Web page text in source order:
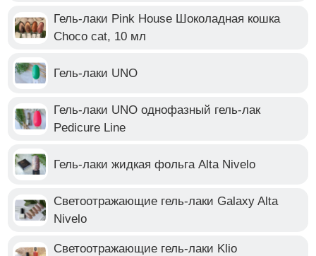
Гель-лаки Pink House Шоколадная кошка
Choco cat, 10 мл
Гель-лаки UNO
Гель-лаки UNO однофазный гель-лак
Pedicure Line
Гель-лаки жидкая фольга Alta Nivelo
Светоотражающие гель-лаки Galaxy Alta
Nivelo
Светоотражающие гель-лаки Klio